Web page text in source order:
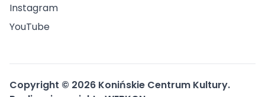
Instagram
YouTube
Copyright © 2026 Konińskie Centrum Kultury.